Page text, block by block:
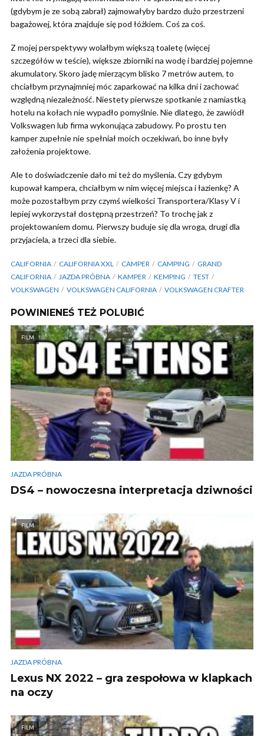
(gdybym je ze sobą zabrał) zajmowałyby bardzo dużo przestrzeni
bagażowej, która znajduje się pod łóżkiem. Coś za coś.
Z mojej perspektywy wolałbym większą toaletę (więcej
szczegółów w teście), większe zbiorniki na wodę i bardziej pojemne
akumulatory. Skoro jadę mierzącym blisko 7 metrów autem, to
chciałbym przynajmniej móc zaparkować na kilka dni i zachować
względną niezależność. Niestety pierwsze spotkanie z namiastką
hotelu na kołach nie wypadło pomyślnie. Nie dlatego, że zawiódł
Volkswagen lub firma wykonująca zabudowy. Po prostu ten
kamper zupełnie nie spełniał moich oczekiwań, bo inne były
założenia projektowe.
Ale to doświadczenie dało mi też do myślenia. Czy gdybym
kupował kampera, chciałbym w nim więcej miejsca i łazienkę? A
może pozostałbym przy czymś wielkości Transportera/Klasy V i
lepiej wykorzystał dostępną przestrzeń? To trochę jak z
projektowaniem domu. Pierwszy buduje się dla wroga, drugi dla
przyjaciela, a trzeci dla siebie.
CALIFORNIA CALIFORNIA XXL CAMPER CAMPING
GRAND
CALIFORNIA
JAZDA PRÓBNA KAMPER KEMPING
TEST
VOLKSWAGEN
VOLKSWAGEN CALIFORNIA VOLKSWAGEN CRAFTER
POWINIENEŚ TEŻ POLUBIĆ
FILM
JAZDA PRÓBNA
DS4 – nowoczesna interpretacja dziwności
FILM
JAZDA PRÓBNA
Lexus NX 2022 – gra zespołowa w klapkach
na oczy
FILM